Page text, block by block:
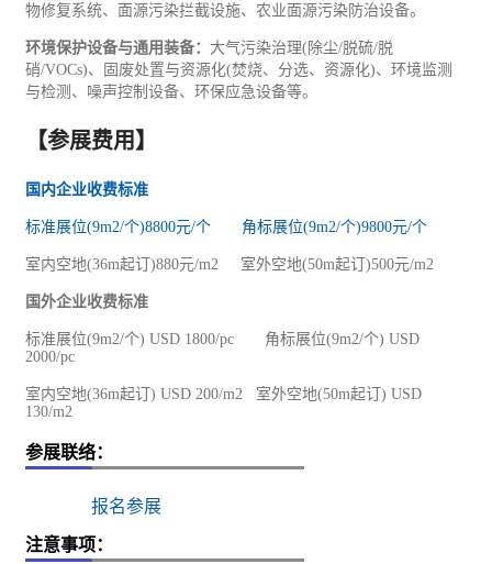
物修复系统、面源污染拦截设施、农业面源污染防治设备。
环境保护设备与通用装备： 大气污染治理( 除尘/脱硫/脱
硝/VOCs)、固废处置与资源化(焚烧、分选、资源化)、环境监测
与检测、噪声控制设备、环保应急设备等。
【参展费用】
国内企业收费标准
标准展位(9m2/个)8800元/个 角标展位(9m2/个)9800元/个
室内空地(36m起订 )880元/m2 室外空地(50m起订 )500元/m2
国外企业收费标准
标准展位(9m2/个) USD 1800/pc 角标展位(9m2/个) USD
2000/pc
室内空地(36m起订 ) USD 200/m2 室外空地(50m起订 ) USD
130/m2
参展联络：
报名参展
注意事项：